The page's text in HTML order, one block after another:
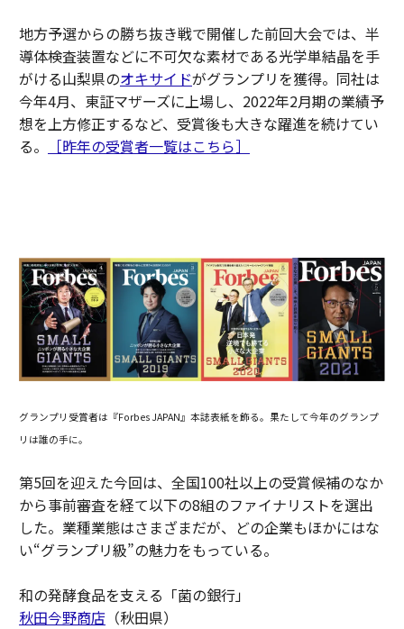
地方予選からの勝ち抜き戦で開催した前回大会では、半
導体検査装置などに不可欠な素材である光学単結晶を手
がける山梨県のオキサイドがグランプリを獲得。同社は
今年4月、東証マザーズに上場し、2022年2月期の業績予
想を上方修正するなど、受賞後も大きな躍進を続けてい
る。
［昨年の受賞者一覧はこちら］
グランプリ受賞者は『Forbes JAPAN』本誌表紙を飾る。果たして今年のグランプ
リは誰の手に。
第5回を迎えた今回は、全国100社以上の受賞候補のなか
から事前審査を経て以下の8組のファイナリストを選出
した。業種業態はさまざまだが、どの企業もほかにはな
い“グランプリ級”の魅力をもっている。
和の発酵食品を支える「菌の銀行」
秋田今野商店（秋田県）